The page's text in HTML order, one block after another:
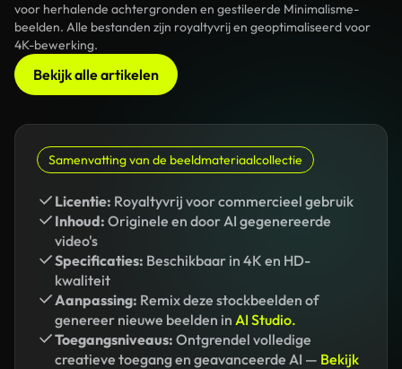
voor herhalende achtergronden en gestileerde Minimalisme-
beelden. Alle bestanden zijn royaltyvrij en geoptimaliseerd voor
4K-bewerking.
Bekijk alle artikelen
Samenvatting van de beeldmateriaalcollectie
Licentie: Royaltyvrij voor commercieel gebruik
Inhoud: Originele en door AI gegenereerde
video's
Specificaties: Beschikbaar in 4K en HD-
kwaliteit
Aanpassing: Remix deze stockbeelden of
genereer nieuwe beelden in AI Studio.
Toegangsniveaus: Ontgrendel volledige
creatieve toegang en geavanceerde AI — Bekijk